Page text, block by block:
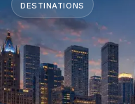
DESTINATIONS